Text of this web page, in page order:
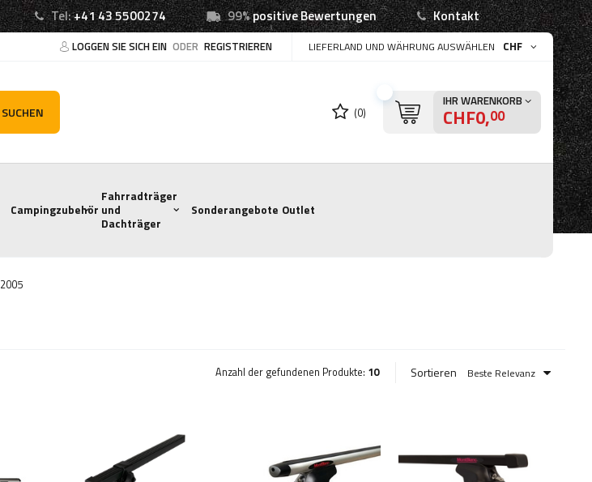
Tel:+41 43 5500274 99%positive Bewertungen Kontakt
LOGGEN SIE SICH EIN ODER REGISTRIEREN LIEFERLAND UND WÄHRUNG AUSWÄHLEN CHF
SUCHEN (0)
IHR WARENKORB
CHF0,00
Campingzubehör
Fahrradträger
und
Dachträger
Sonderangebote Outlet
2005
Anzahl der gefundenen Produkte: 10 Sortieren Beste Relevanz